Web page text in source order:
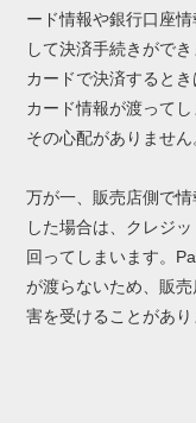
ード情報や銀行口座
して決済手続きがで
カードで決済すると
カード情報が渡って
その心配がありません
万が一、販売店側で
した場合は、クレジ
回ってしまいます。
が渡らないため、販
害を受けることがあり